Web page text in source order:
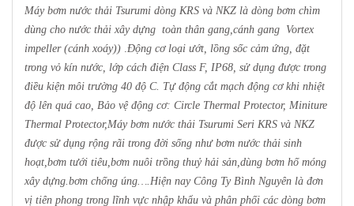
Máy bơm nước thải Tsurumi dòng KRS và NKZ là dòng bơm chìm
dùng cho nước thải xây dựng toàn thân gang,cánh gang Vortex
impeller (cánh xoáy)) .Động cơ loại ướt, lồng sốc cảm ứng, đặt
trong vỏ kín nước, lớp cách điện Class F, IP68, sử dụng được trong
điều kiện môi trường 40 độ C. Tự động cắt mạch động cơ khi nhiệt
độ lên quá cao, Bảo vệ động cơ: Circle Thermal Protector, Miniture
Thermal Protector,Máy bơm nước thải Tsurumi Seri KRS và NKZ
được sử dụng rộng rãi trong đời sống như bơm nước thải sinh
hoạt,bơm tưới tiêu,bơm nuôi trồng thuỷ hải sản,dùng bơm hố móng
xây dựng.bơm chống úng….Hiện nay Công Ty Bình Nguyên là đơn
vị tiên phong trong lĩnh vực nhập khẩu và phân phối các dòng bơm